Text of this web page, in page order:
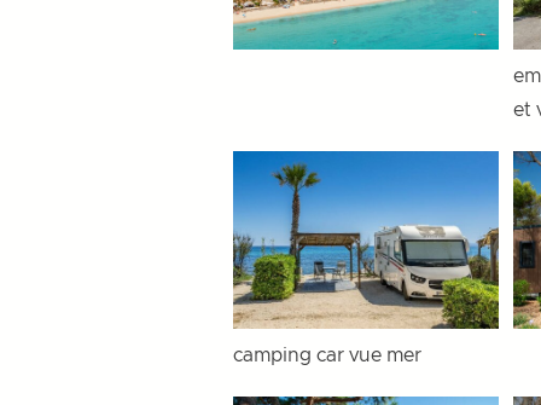
et
camping car vue mer